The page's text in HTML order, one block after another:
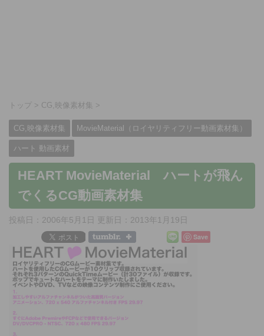
トップ > CG,映像素材集 >
CG,映像素材集 MovieMaterial（ロイヤリティフリー動画素材集）
ハート 動画素材
HEART MovieMaterial ハートが飛ん
でくるCG動画素材集
投稿日：2006年5月1日 更新日： 2013年1月19日
Save